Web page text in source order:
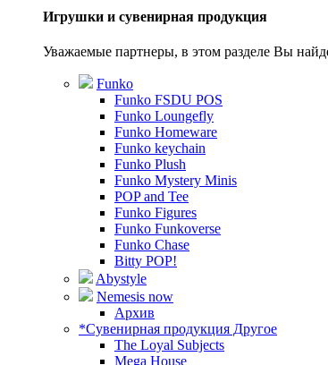
Игрушки и сувенирная продукция
Уважаемые партнеры, в этом разделе Вы
Funko
Funko FSDU POS
Funko Loungefly
Funko Homeware
Funko keychain
Funko Plush
Funko Mystery Minis
POP and Tee
Funko Figures
Funko Funkoverse
Funko Chase
Bitty POP!
Abystyle
Nemesis now
Архив
*Сувенирная продукция Другое
The Loyal Subjects
Mega House